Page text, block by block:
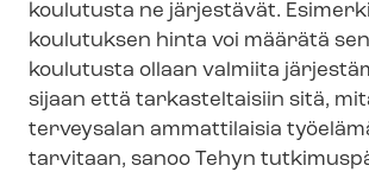
koulutusta ne järjestävät.
koulutuksen hinta voi määrätä
koulutusta ollaan valmiita
sijaan että tarkasteltaisiin sitä,
terveysalan ammattilaisia
tarvitaan, sanoo Tehyn